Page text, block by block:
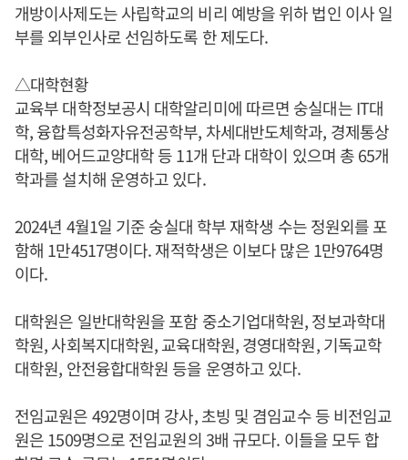
개방이사제도는 사립학교의 비리 예방을 위하 법인 이사 일
부를 외부인사로 선임하도록 한 제도다.
△대학현황
교육부 대학정보공시 대학알리미에 따르면 숭실대는 IT대
학, 융합특성화자유전공학부, 차세대반도체학과, 경제통상
대학, 베어드교양대학 등 11개 단과 대학이 있으며 총 65개
학과를 설치해 운영하고 있다.
2024년 4월1일 기준 숭실대 학부 재학생 수는 정원외를 포
함해 1만4517명이다. 재적학생은 이보다 많은 1만9764명
이다.
대학원은 일반대학원을 포함 중소기업대학원, 정보과학대
학원, 사회복지대학원, 교육대학원, 경영대학원, 기독교학
대학원, 안전융합대학원 등을 운영하고 있다.
전임교원은 492명이며 강사, 초빙 및 겸임교수 등 비전임교
원은 1509명으로 전임교원의 3배 규모다. 이들을 모두 합